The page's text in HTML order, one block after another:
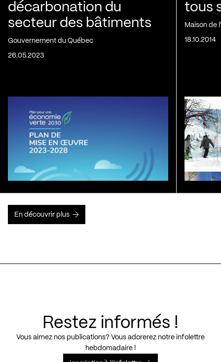
décarbonation du
secteur des bâtiments
Gouvernement du Québec
26.05.2023
tous
Maison de
18.10.2014
En découvrir plus
Restez informés !
Vous aimez nos publications? Vous adorerez notre infolettre
hebdomadaire !